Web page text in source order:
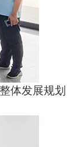
体发展规划